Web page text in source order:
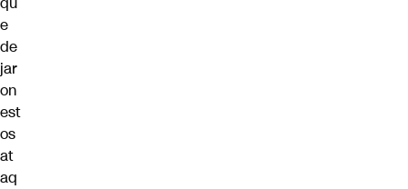
e
de
jar
on
est
os
at
aq